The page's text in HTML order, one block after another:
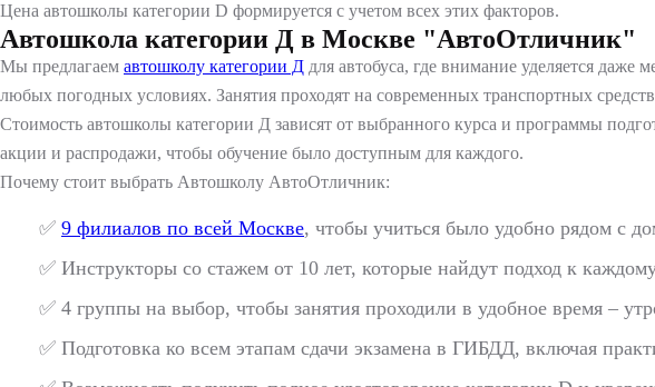
Цена автошколы категории D формируется с учетом всех этих факторов.
Автошкола категории Д в Москве "АвтоОтличник"
Мы предлагаем автошколу категории Д для автобуса, где внимание уделяется
любых погодных условиях. Занятия проходят на современных транспортных
Стоимость автошколы категории Д зависят от выбранного курса и программы
акции и распродажи, чтобы обучение было доступным для каждого.
Почему стоит выбрать Автошколу АвтоОтличник:
✅ 9 филиалов по всей Москве, чтобы учиться было удобно рядом с
✅ Инструкторы со стажем от 10 лет, которые найдут подход к
✅ 4 группы на выбор, чтобы занятия проходили в удобное время –
✅ Подготовка ко всем этапам сдачи экзамена в ГИБДД, включая